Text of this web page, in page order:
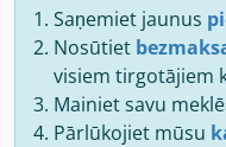
Saņemiet jaunus
Nosūtiet
visiem tirgotājiem
Mainiet savu
Pārlūkojiet mūsu